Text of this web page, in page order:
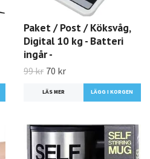
Paket / Post / Köksvåg,
Digital 10 kg - Batteri
ingår -
99 kr 70 kr
LÄS MER